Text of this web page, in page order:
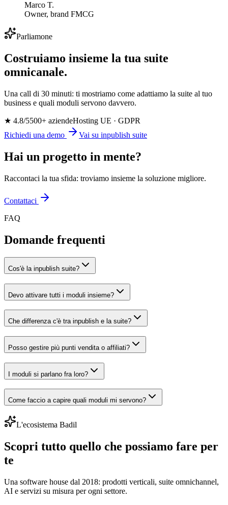
Marco T.
Owner, brand FMCG
Parliamone
Costruiamo insieme la tua suite
omnicanale.
Una call di 30 minuti: ti mostriamo come adattiamo la suite al tuo
business e quali moduli servono davvero.
★ 4.8/5500+ aziendeHosting UE · GDPR
Richiedi una demo
Vai su inpublish suite
Hai un progetto in mente?
Raccontaci la tua sfida: troviamo insieme la soluzione migliore.
Contattaci
FAQ
Domande frequenti
Cos'è la inpublish suite?
Devo attivare tutti i moduli insieme?
Che differenza c'è tra inpublish e la suite?
Posso gestire più punti vendita o affiliati?
I moduli si parlano fra loro?
Come faccio a capire quali moduli mi servono?
L'ecosistema Badil
Scopri tutto quello che possiamo fare per
te
Una software house dal 2018: prodotti verticali, suite omnichannel,
AI e servizi su misura per ogni settore.